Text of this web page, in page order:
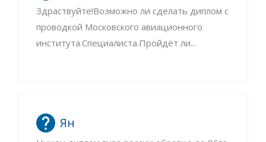
Здраствуйте!Возможно ли сделать диплом с
проводкой Московского авиационного
института.Специалиста.Пройдёт ли...
Ян